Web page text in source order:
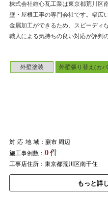
外壁塗装 外壁張り替え(カ
対応地域：蕨市 周辺
施工事例数： 0件
工事店住所：東京都荒川区南千住
もっと詳
株式会社維心瓦工業は東京都荒川区
壁・屋根工事の専門会社です。幅広
金属加工ができるため、スピーディ
職人による気持ちの良い対応が評判